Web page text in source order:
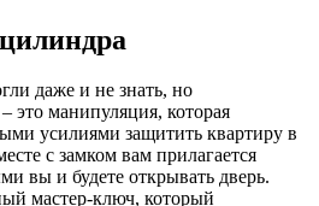
даже и не знать, но
это манипуляция, которая
усилиями защитить квартиру в
с замком вам прилагается
вы и будете открывать дверь.
мастер-ключ, который